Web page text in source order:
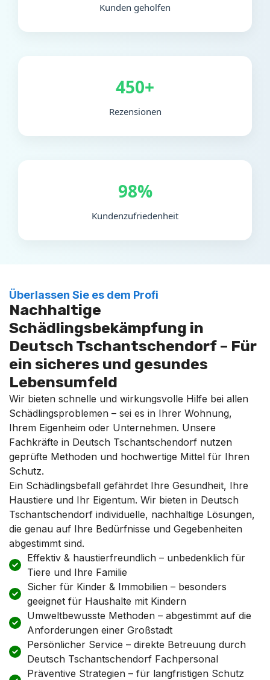
Kunden geholfen
450+
Rezensionen
98%
Kundenzufriedenheit
Überlassen Sie es dem Profi
Nachhaltige
Schädlingsbekämpfung in
Deutsch Tschantschendorf – Für
ein sicheres und gesundes
Lebensumfeld
Wir bieten schnelle und wirkungsvolle Hilfe bei allen
Schädlingsproblemen – sei es in Ihrer Wohnung,
Ihrem Eigenheim oder Unternehmen. Unsere
Fachkräfte in Deutsch Tschantschendorf nutzen
geprüfte Methoden und hochwertige Mittel für Ihren
Schutz.
Ein Schädlingsbefall gefährdet Ihre Gesundheit, Ihre
Haustiere und Ihr Eigentum. Wir bieten in Deutsch
Tschantschendorf individuelle, nachhaltige Lösungen,
die genau auf Ihre Bedürfnisse und Gegebenheiten
abgestimmt sind.
Effektiv & haustierfreundlich – unbedenklich für
Tiere und Ihre Familie
Sicher für Kinder & Immobilien – besonders
geeignet für Haushalte mit Kindern
Umweltbewusste Methoden – abgestimmt auf die
Anforderungen einer Großstadt
Persönlicher Service – direkte Betreuung durch
Deutsch Tschantschendorf Fachpersonal
Präventive Strategien – für langfristigen Schutz